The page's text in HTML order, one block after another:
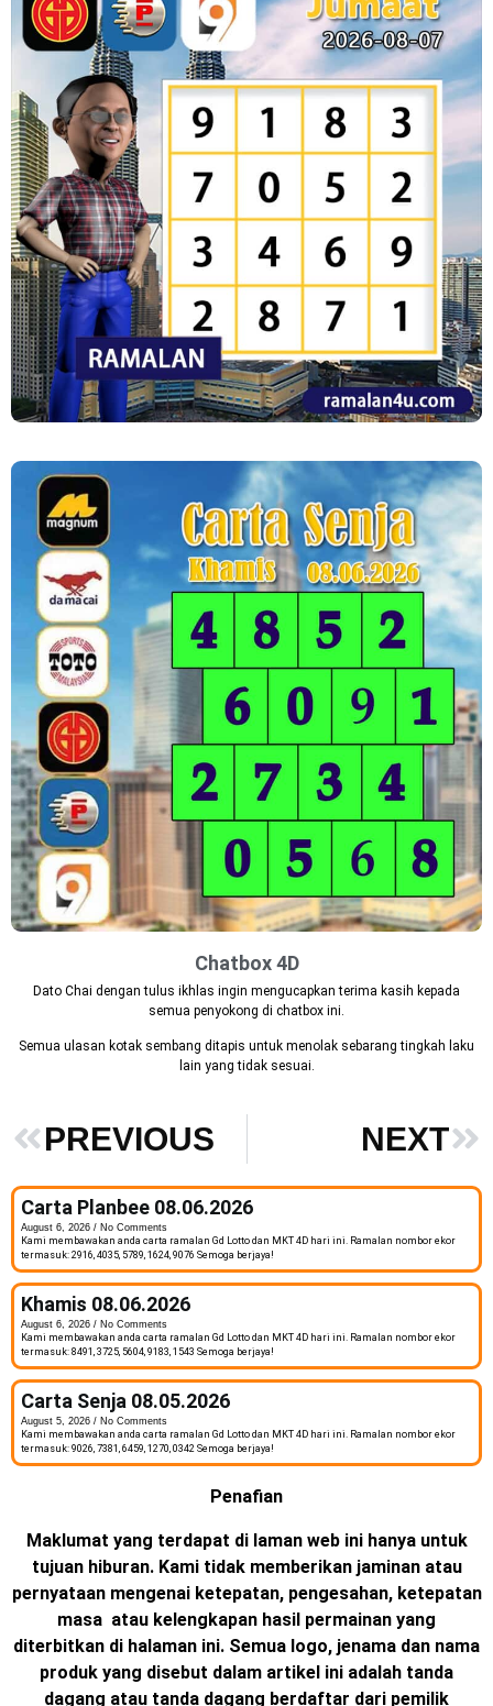
Chatbox 4D
Dato Chai dengan tulus ikhlas ingin mengucapkan terima kasih kepada
semua penyokong di chatbox ini.
Semua ulasan kotak sembang ditapis untuk menolak sebarang tingkah laku
lain yang tidak sesuai.
PREVIOUS NEXT
Carta Planbee 08.06.2026
August 6, 2026
No Comments
Kami membawakan anda carta ramalan Gd Lotto dan MKT 4D hari ini. Ramalan nombor ekor
termasuk: 2916, 4035, 5789, 1624, 9076 Semoga berjaya!
Khamis 08.06.2026
August 6, 2026
No Comments
Kami membawakan anda carta ramalan Gd Lotto dan MKT 4D hari ini. Ramalan nombor ekor
termasuk: 8491, 3725, 5604, 9183, 1543 Semoga berjaya!
Carta Senja 08.05.2026
August 5, 2026
No Comments
Kami membawakan anda carta ramalan Gd Lotto dan MKT 4D hari ini. Ramalan nombor ekor
termasuk: 9026, 7381, 6459, 1270, 0342 Semoga berjaya!
Penafian
Maklumat yang terdapat di laman web ini hanya untuk
tujuan hiburan. Kami tidak memberikan jaminan atau
pernyataan mengenai ketepatan, pengesahan, ketepatan
masa atau kelengkapan hasil permainan yang
diterbitkan di halaman ini. Semua logo, jenama dan nama
produk yang disebut dalam artikel ini adalah tanda
dagang atau tanda dagang berdaftar dari pemilik